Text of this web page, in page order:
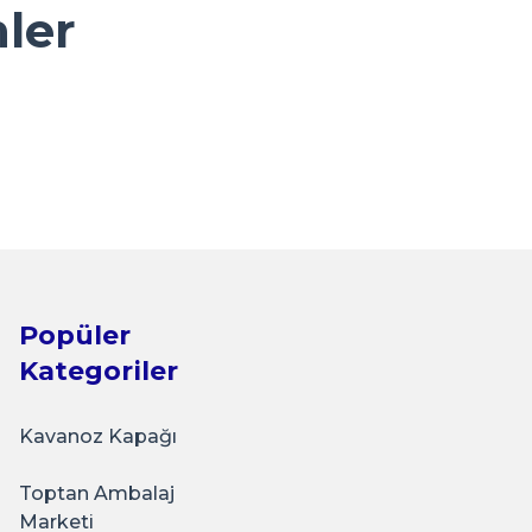
Popüler
Kategoriler
Kavanoz Kapağı
Toptan Ambalaj
Marketi